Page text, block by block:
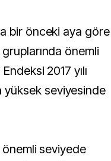
bir önceki aya göre
önemli
2017 yılı
yüksek seviyesinde
önemli seviyede